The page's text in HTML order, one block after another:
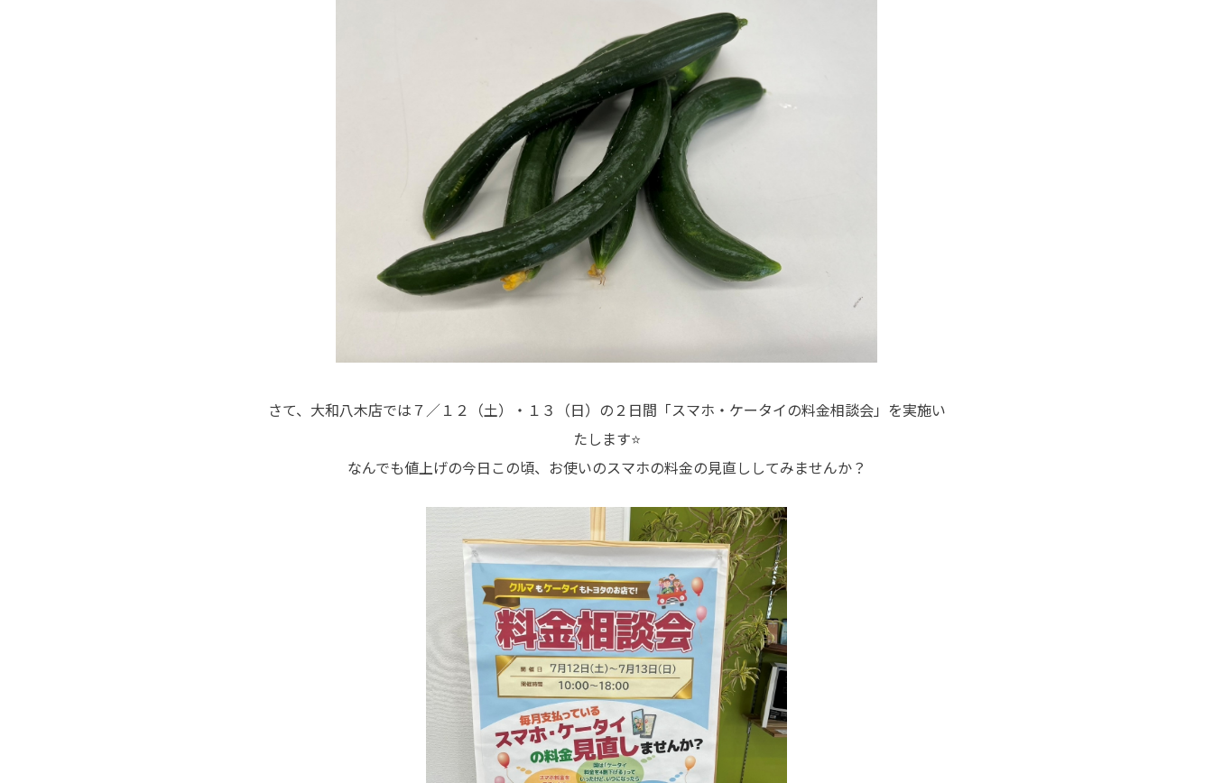
さて、大和八木店では７／１２（土）・１３（日）の２日間「スマホ・ケータイの料金相談会」を実施い
たします⭐
なんでも値上げの今日この頃、お使いのスマホの料金の見直ししてみませんか？